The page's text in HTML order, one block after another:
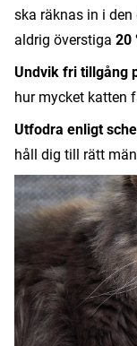
ska räknas in i
aldrig överstiga 20
Undvik fri tillgång
hur mycket katten
Utfodra enligt
håll dig till rätt